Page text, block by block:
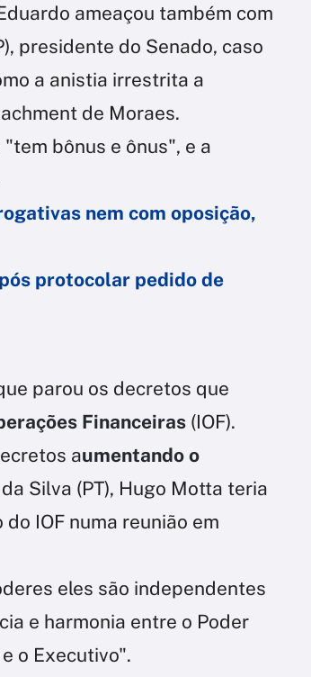
ameaçou também com
presidente do Senado, caso
a anistia irrestrita a
de Moraes.
bônus e ônus", e a
nem com oposição,
protocolar pedido de
parou os decretos que
Financeiras (IOF).
aumentando o
Silva (PT), Hugo Motta teria
IOF numa reunião em
eles são independentes
e harmonia entre o Poder
o Executivo".